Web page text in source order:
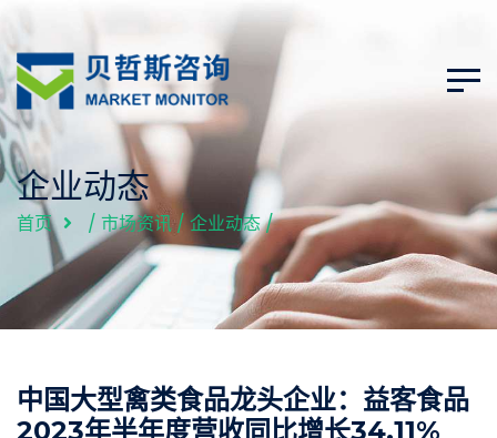
企业动态
首页 / 市场资讯/企业动态/
中国大型禽类食品龙头企业：益客食品
2023年半年度营收同比增长34.11%